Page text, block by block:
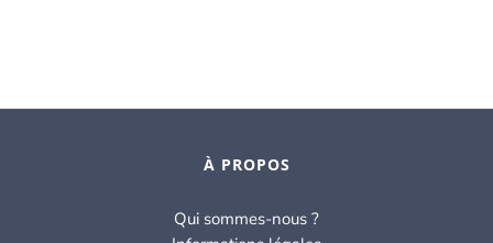
À PROPOS
Qui sommes-nous ?